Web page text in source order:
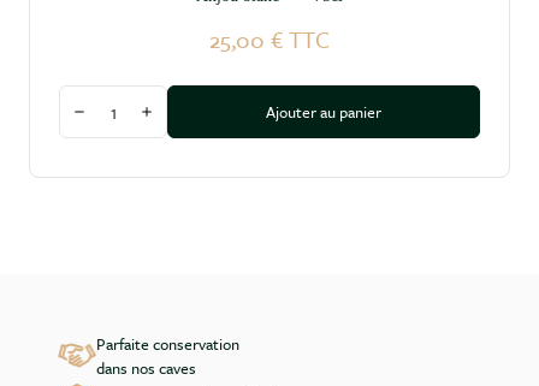
25,00 €TTC
Diminuer la quantité
Augmenter la quantitéAjouter au panier
Parfaite conservation
dans nos caves